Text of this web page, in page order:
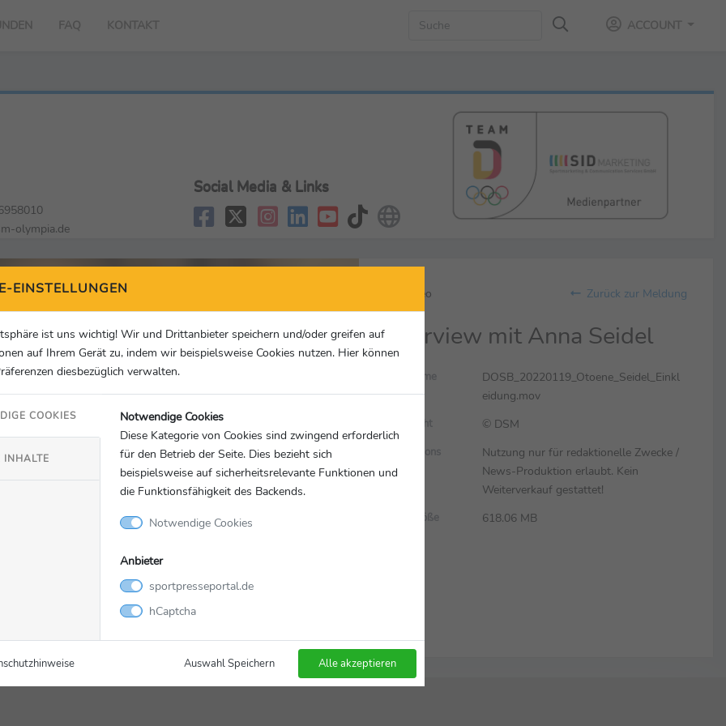
FAQ KONTAKT ACCOUNT
olympia.de
Social Media & Links
von YouTube geladen.
YouTube zu interagieren oder diese
wir Ihre Zustimmung.
Video Zurück zur Meldung
Interview mit Anna Seidel
Dateiname
DOSB_20220119_Otoene_Seidel_Einkl
eidung.mov
Copyright © DSM
Restrictions
Nutzung nur für redaktionelle Zwecke /
News-Produktion erlaubt. Kein
Weiterverkauf gestattet!
Dateigröße 618.06 MB
EINSTELLUNGEN
ist uns wichtig! Wir und Drittanbieter speichern und/oder greifen auf
auf Ihrem Gerät zu, indem wir beispielsweise Cookies nutzen. Hier können
diesbezüglich verwalten.
COOKIES
INHALTE
Notwendige Cookies
Diese Kategorie von Cookies sind zwingend erforderlich
für den Betrieb der Seite. Dies bezieht sich
beispielsweise auf sicherheitsrelevante Funktionen und
die Funktionsfähigkeit des Backends.
Notwendige Cookies
Anbieter
sportpresseportal.de
hCaptcha
Auswahl Speichern Alle akzeptieren